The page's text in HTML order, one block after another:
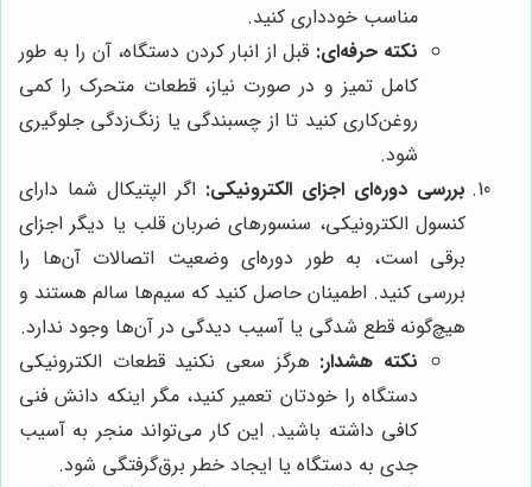
مناسب خودداری کنید.
نکته حرفه‌ای: قبل از انبار کردن دستگاه، آن را به طور
کامل تمیز و در صورت نیاز، قطعات متحرک را کمی
روغن‌کاری کنید تا از چسبندگی یا زنگ‌زدگی جلوگیری
شود.
بررسی دوره‌ای اجزای الکترونیکی: اگر الپتیکال شما دارای
کنسول الکترونیکی، سنسورهای ضربان قلب یا دیگر اجزای
برقی است، به طور دوره‌ای وضعیت اتصالات آن‌ها را
بررسی کنید. اطمینان حاصل کنید که سیم‌ها سالم هستند و
هیچ‌گونه قطع شدگی یا آسیب دیدگی در آن‌ها وجود ندارد.
نکته هشدار: هرگز سعی نکنید قطعات الکترونیکی
دستگاه را خودتان تعمیر کنید، مگر اینکه دانش فنی
کافی داشته باشید. این کار می‌تواند منجر به آسیب
جدی به دستگاه یا ایجاد خطر برق‌گرفتگی شود.